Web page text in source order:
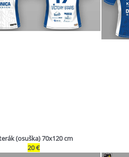
(osuška) 70x120 cm
20 €